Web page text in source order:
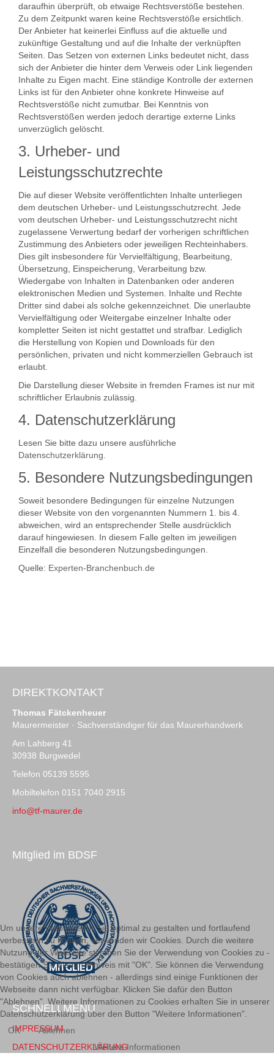
daraufhin überprüft, ob etwaige Rechtsverstöße bestehen.
Zu dem Zeitpunkt waren keine Rechtsverstöße ersichtlich.
Der Anbieter hat keinerlei Einfluss auf die aktuelle und
zukünftige Gestaltung und auf die Inhalte der verknüpften
Seiten. Das Setzen von externen Links bedeutet nicht, dass
sich der Anbieter die hinter dem Verweis oder Link liegenden
Inhalte zu Eigen macht. Eine ständige Kontrolle der externen
Links ist für den Anbieter ohne konkrete Hinweise auf
Rechtsverstöße nicht zumutbar. Bei Kenntnis von
Rechtsverstößen werden jedoch derartige externe Links
unverzüglich gelöscht.
3. Urheber- und
Leistungsschutzrechte
Die auf dieser Website veröffentlichten Inhalte unterliegen
dem deutschen Urheber- und Leistungsschutzrecht. Jede
vom deutschen Urheber- und Leistungsschutzrecht nicht
zugelassene Verwertung bedarf der vorherigen schriftlichen
Zustimmung des Anbieters oder jeweiligen Rechteinhabers.
Dies gilt insbesondere für Vervielfältigung, Bearbeitung,
Übersetzung, Einspeicherung, Verarbeitung bzw.
Wiedergabe von Inhalten in Datenbanken oder anderen
elektronischen Medien und Systemen. Inhalte und Rechte
Dritter sind dabei als solche gekennzeichnet. Die unerlaubte
Vervielfältigung oder Weitergabe einzelner Inhalte oder
kompletter Seiten ist nicht gestattet und strafbar. Lediglich
die Herstellung von Kopien und Downloads für den
persönlichen, privaten und nicht kommerziellen Gebrauch ist
erlaubt.
Die Darstellung dieser Website in fremden Frames ist nur mit
schriftlicher Erlaubnis zulässig.
4. Datenschutzerklärung
Lesen Sie bitte dazu unsere ausführliche
Datenschutzerklärung.
5. Besondere Nutzungsbedingungen
Soweit besondere Bedingungen für einzelne Nutzungen
dieser Website von den vorgenannten Nummern 1. bis 4.
abweichen, wird an entsprechender Stelle ausdrücklich
darauf hingewiesen. In diesem Falle gelten im jeweiligen
Einzelfall die besonderen Nutzungsbedingungen.
Quelle: Experten-Branchenbuch.de
DIREKTKONTAKT
Thomas Fätckenheuer
Maurermeister · Sachverständiger für das Maurerhandwerk
Am Lahberg 41
30938 Burgwedel
Telefon 05139 5595
Mobiltelefon 0151 7040 2915
info@tf-maurer.de
Mitglied im BDSF
SCHNELLMENÜ
IMPRESSUM
DATENSCHUTZERKLÄRUNG
Um unsere Webseite für Sie optimal zu gestalten und fortlaufend
verbessern zu können, verwenden wir Cookies. Durch die weitere
Nutzung der Webseite stimmen Sie der Verwendung von Cookies zu -
bestätigen Sie diesen Hinweis mit "OK". Sie können die Verwendung
von Cookies auch ablehnen - allerdings sind einige Funktionen der
Webseite dann nicht verfügbar. Klicken Sie dafür den Button
"Ablehnen". Weitere Informationen zu Cookies erhalten Sie in unserer
Datenschutzerklärung über den Button "Weitere Informationen".
OK
Ablehnen
Weitere Informationen